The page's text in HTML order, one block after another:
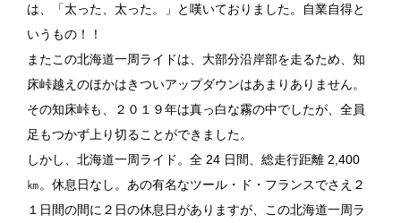
は、「太った、太った。」と嘆いておりました。自業自得と
いうもの！！
またこの北海道一周ライドは、大部分沿岸部を走るため、知
床峠越えのほかはきついアップダウンはあまりありません。
その知床峠も、２０１９年は真っ白な霧の中でしたが、全員
足もつかず上り切ることができました。
しかし、北海道一周ライド。全 24 日間、総走行距離 2,400
㎞。休息日なし。あの有名なツール・ド・フランスでさえ２
１日間の間に２日の休息日がありますが、この北海道一周ラ